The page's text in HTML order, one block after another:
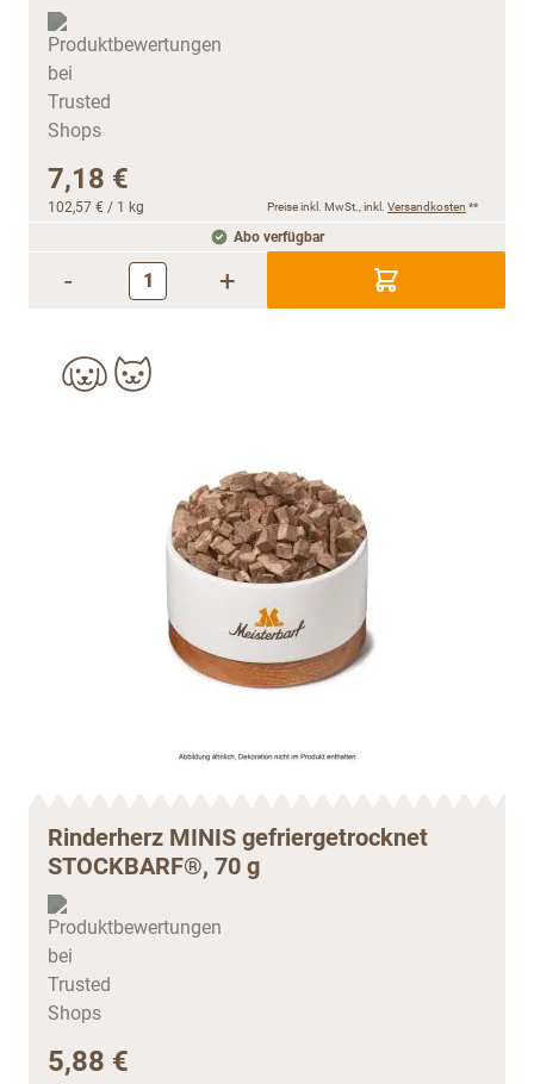
7,18 €
102,57 € / 1 kg Preise inkl. MwSt., inkl. Versandkosten **
Abo verfügbar
- +
Rinderherz MINIS gefriergetrocknet
STOCKBARF®, 70 g
5,88 €